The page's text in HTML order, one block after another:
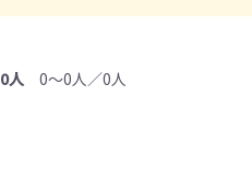
0人0～0人／0人